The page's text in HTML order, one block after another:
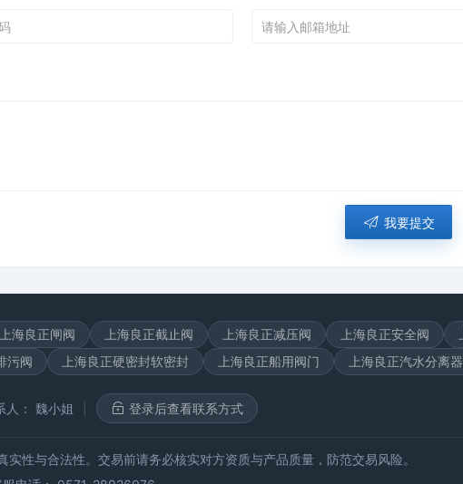
我要提交
上海良正闸阀 上海良正截止阀 上海良正减压阀 上海良正安全阀
污阀 上海良正硬密封软密封 上海良正船用阀门 上海良正汽水分离器
人： 魏小姐 登录后查看联系方式
性与合法性。交易前请务必核实对方资质与产品质量，防范交易风险。